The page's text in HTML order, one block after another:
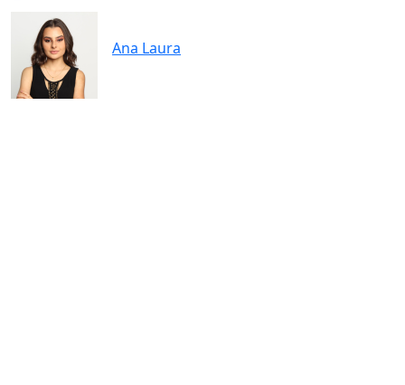
Ana Laura